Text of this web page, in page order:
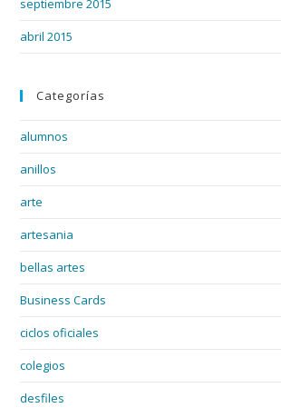
septiembre 2015
abril 2015
Categorías
alumnos
anillos
arte
artesania
bellas artes
Business Cards
ciclos oficiales
colegios
desfiles